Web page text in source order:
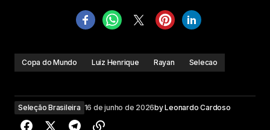
Copa do Mundo Luiz Henrique Rayan Selecao
Seleção Brasileira 16 de junho de 2026byLeonardo Cardoso